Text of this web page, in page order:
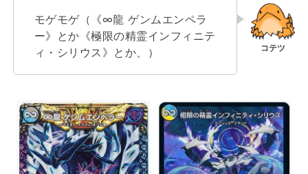
モゲモゲ（《∞龍 ゲンムエンペラ
ー》とか《極限の精霊インフィニテ
ィ・シリウス》とか、）